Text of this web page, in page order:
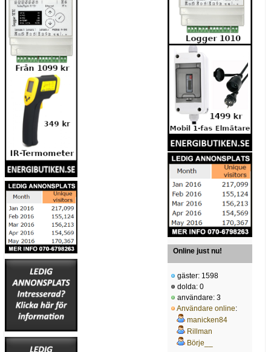
Online just nu!
gäster: 1598
dolda: 0
användare: 3
Användare online:
manicken84
Rillman
Börje__